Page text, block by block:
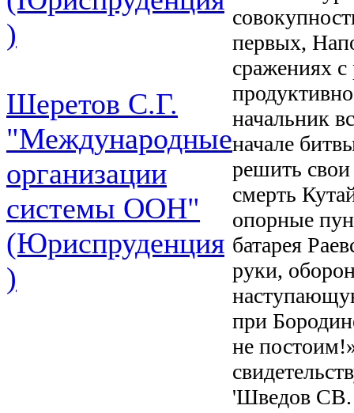
)
Шеретов С.Г.
"Международные
организации
системы ООН"
(Юриспруденция
)
первых,
сражениях
начальник
начале
решить
смерть
опорные
батарея
руки,
при
не
'Шведов СВ.